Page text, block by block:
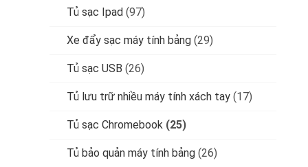
Tủ sạc Ipad (97)
Xe đẩy sạc máy tính bảng (29)
Tủ sạc USB (26)
Tủ lưu trữ nhiều máy tính xách tay (17)
Tủ sạc Chromebook (25)
Tủ bảo quản máy tính bảng (26)